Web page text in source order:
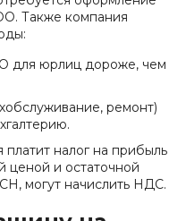
Также компания
для юрлиц дороже, чем
ремонт)
налог на прибыль
и остаточной
могут начислить НДС.